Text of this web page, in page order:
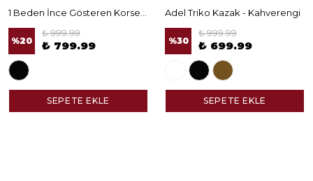
%20
₺ 999.99
₺ 799.99
SEPETE EKLE
Adel Triko Kazak - Kahverengi
%30
₺ 999.99
₺ 699.99
SEPETE EKLE